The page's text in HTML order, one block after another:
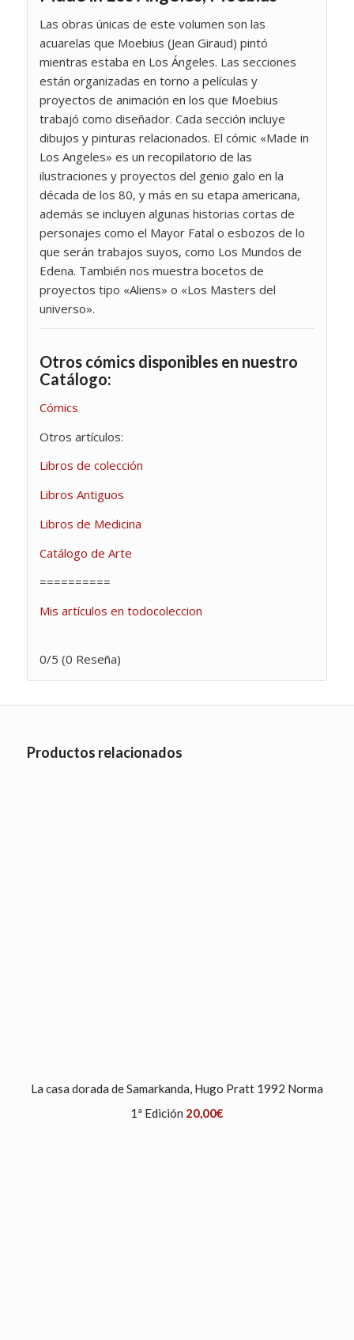
Las obras únicas de este volumen son las
acuarelas que Moebius (Jean Giraud) pintó
mientras estaba en Los Ángeles. Las secciones
están organizadas en torno a películas y
proyectos de animación en los que Moebius
trabajó como diseñador. Cada sección incluye
dibujos y pinturas relacionados. El cómic «Made in
Los Angeles» es un recopilatorio de las
ilustraciones y proyectos del genio galo en la
década de los 80, y más en su etapa americana,
además se incluyen algunas historias cortas de
personajes como el Mayor Fatal o esbozos de lo
que serán trabajos suyos, como Los Mundos de
Edena. También nos muestra bocetos de
proyectos tipo «Aliens» o «Los Masters del
universo».
Otros cómics disponibles en nuestro
Catálogo:
Cómics
Otros artículos:
Libros de colección
Libros Antiguos
Libros de Medicina
Catálogo de Arte
==========
Mis artículos en todocoleccion
0/5 (0 Reseña)
Productos relacionados
La casa dorada de Samarkanda, Hugo Pratt 1992 Norma
1ª Edición 20,00€